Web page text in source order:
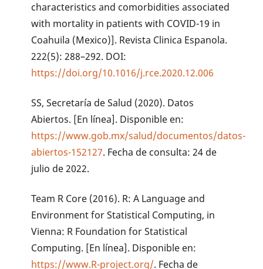
characteristics and comorbidities associated
with mortality in patients with COVID-19 in
Coahuila (Mexico)]. Revista Clinica Espanola.
222(5): 288–292. DOI:
https://doi.org/10.1016/j.rce.2020.12.006
SS, Secretaría de Salud (2020). Datos
Abiertos. [En línea]. Disponible en:
https://www.gob.mx/salud/documentos/datos-
abiertos-152127. Fecha de consulta: 24 de
julio de 2022.
Team R Core (2016). R: A Language and
Environment for Statistical Computing, in
Vienna: R Foundation for Statistical
Computing. [En línea]. Disponible en:
https://www.R-project.org/. Fecha de